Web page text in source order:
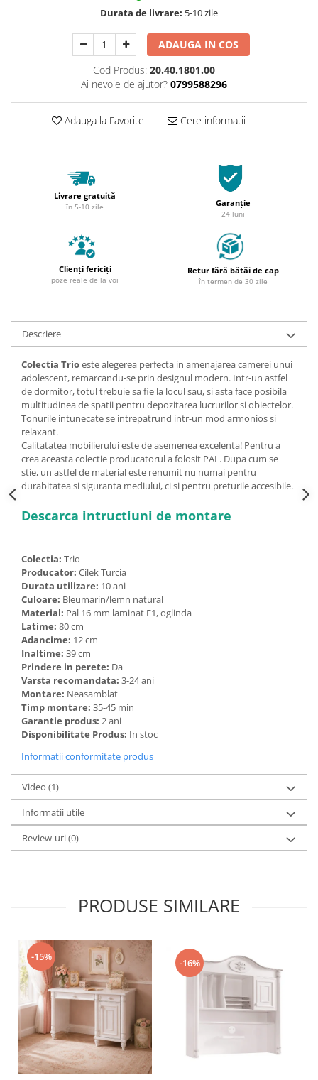
Durata de livrare: 5-10 zile
ADAUGA IN COS
Cod Produs: 20.40.1801.00
Ai nevoie de ajutor? 0799588296
Adauga la Favorite Cere informatii
Livrare gratuită
în 5-10 zile Garanție
24 luni
Clienți fericiți
poze reale de la voi
Retur fără bătăi de cap
în termen de 30 zile
Descriere
Colectia Trioeste alegerea perfecta in amenajarea camerei unui
adolescent, remarcandu-se prin designul modern. Intr-un astfel
de dormitor, totul trebuie sa fie la locul sau, si asta face posibila
multitudinea de spatii pentru depozitarea lucrurilor si obiectelor.
Tonurile intunecate se intrepatrund intr-un mod armonios si
relaxant.
Calitatatea mobilierului este de asemenea excelenta! Pentru a
crea aceasta colectie producatorul a folosit PAL. Dupa cum se
stie, un astfel de material este renumit nu numai pentru
durabitatea si siguranta mediului, ci si pentru preturile accesibile.
Descarca intructiuni de montare
Colectia: Trio
Producator: Cilek Turcia
Durata utilizare: 10 ani
Culoare: Bleumarin/lemn natural
Material: Pal 16 mm laminat E1, oglinda
Latime: 80 cm
Adancime: 12 cm
Inaltime: 39 cm
Prindere in perete: Da
Varsta recomandata: 3-24 ani
Montare: Neasamblat
Timp montare: 35-45 min
Garantie produs: 2 ani
Disponibilitate Produs: In stoc
Informatii conformitate produs
Video (1)
Informatii utile
Review-uri(0)
PRODUSE SIMILARE
-15%
-16%